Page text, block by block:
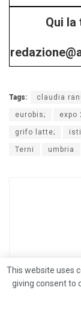
Qui
Tags: claudia
eurobis; expo
grifo latte;
Terni umbria
This website uses
giving consent to